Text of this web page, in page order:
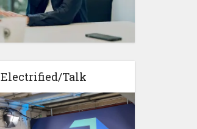
Electrified/Talk